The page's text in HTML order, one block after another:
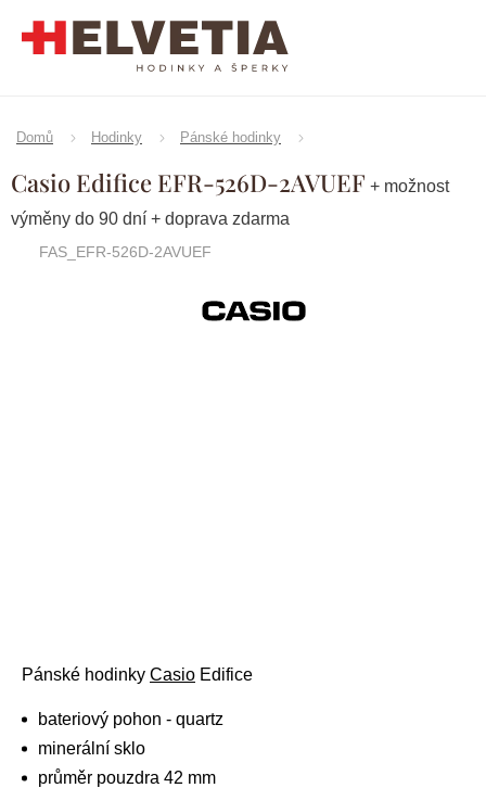
Domů Hodinky Pánské hodinky
Casio Edifice EFR-526D-2AVUEF + možnost
výměny do 90 dní + doprava zdarma
FAS_EFR-526D-2AVUEF
Značka:CASIO
Pánské hodinky Casio Edifice
bateriový pohon - quartz
minerální sklo
průměr pouzdra 42 mm